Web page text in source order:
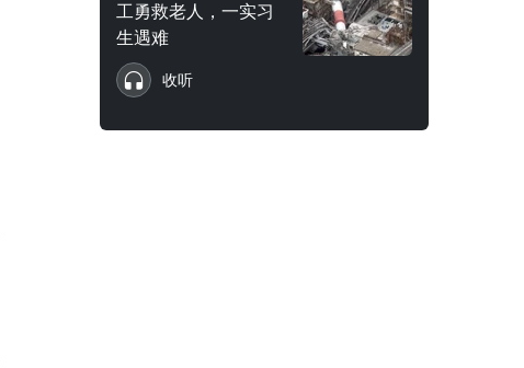
工勇救老人，一实习
生遇难
收听